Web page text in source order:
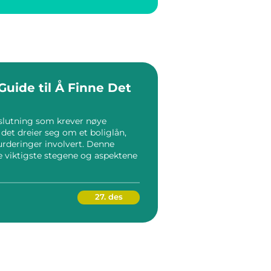
til Å Finne Det
som krever nøye
dreier seg om et boliglån,
involvert. Denne
stegene og aspektene
27. des